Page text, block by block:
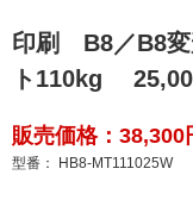
印刷 B8／B8変
ト110kg
販売価格：38,300
型番： HB8-MT111025W